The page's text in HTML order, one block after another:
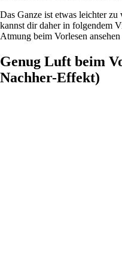
Das Ganze ist etwas leichter zu
kannst dir daher in folgendem
Atmung beim Vorlesen
Genug Luft beim
Nachher-Effekt)